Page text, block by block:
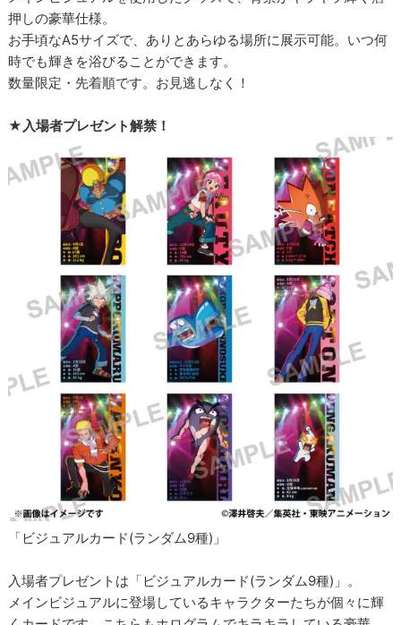
押しの豪華仕様。
お手頃なA5サイズで、ありとあらゆる場所に展示可能。いつ何
時でも輝きを浴びることができます。
数量限定・先着順です。お見逃しなく！
★入場者プレゼント解禁！
「ビジュアルカード(ランダム9種)」
入場者プレゼントは「ビジュアルカード(ランダム9種)」。
メインビジュアルに登場しているキャラクターたちが個々に輝